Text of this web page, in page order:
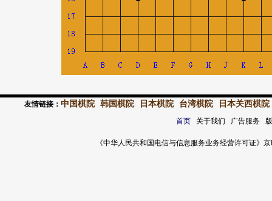
友情链接： 中国棋院 韩国棋院 日本棋院 台湾棋院 日本关西棋院
首页关于我们 广告服务
《中华人民共和国电信与信息服务业务经营许可证